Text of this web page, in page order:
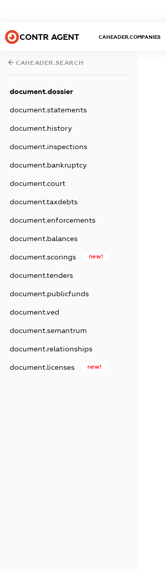
CONTR AGENT CAHEADER.COMPANIES
CAHEADER.SEARCH
document.dossier
document.statements
document.history
document.inspections
document.bankruptcy
document.court
document.taxdebts
document.enforcements
document.balances
document.scorings new!
document.tenders
document.publicfunds
document.ved
document.semantrum
document.relationships
document.licenses new!